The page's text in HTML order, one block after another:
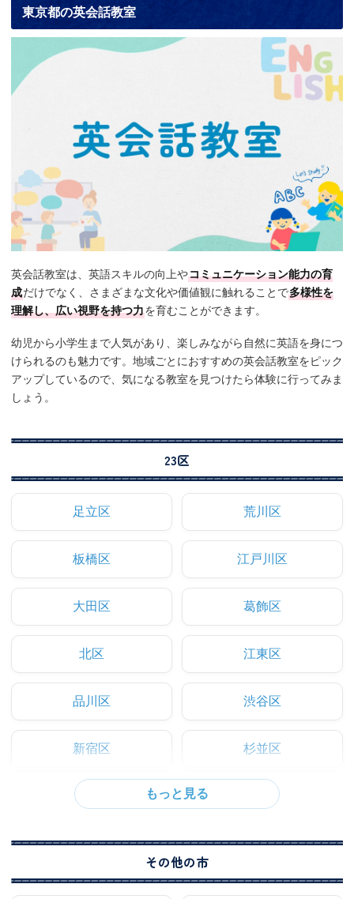
東京都の英会話教室
英会話教室は、英語スキルの向上やコミュニケーション能力の育
成だけでなく、さまざまな文化や価値観に触れることで多様性を
理解し、広い視野を持つ力を育むことができます。
幼児から小学生まで人気があり、楽しみながら自然に英語を身につ
けられるのも魅力です。地域ごとにおすすめの英会話教室をピック
アップしているので、気になる教室を見つけたら体験に行ってみま
しょう。
23区
足立区 荒川区
板橋区 江戸川区
大田区 葛飾区
北区 江東区
品川区 渋谷区
新宿区 杉並区
その他の市